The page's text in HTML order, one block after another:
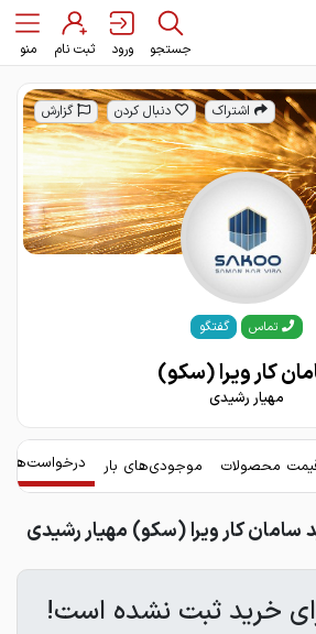
جستجو ورود ثبت نام منو
اشتراک دنبال کردن گزارش
تماس گفتگو
کار ویرا (سکو)
مهیار رشیدی
محصولات موجودی‌های بار
کار ویرا (سکو) مهیار رشیدی
خرید ثبت نشده است!